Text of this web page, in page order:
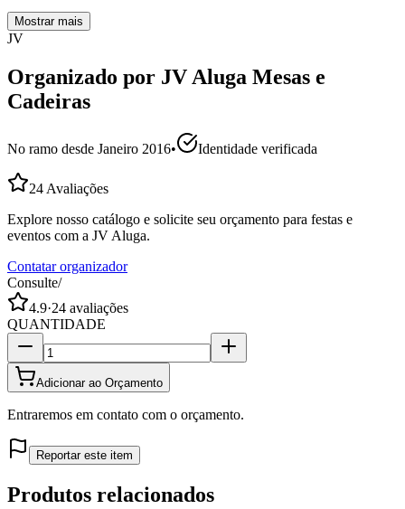
Mostrar mais
JV
Organizado por JV Aluga Mesas e
Cadeiras
No ramo desde Janeiro 2016• Identidade verificada
24 Avaliações
Explore nosso catálogo e solicite seu orçamento para festas e
eventos com a JV Aluga.
Contatar organizador
Consulte/
4.9·24 avaliações
QUANTIDADE
Adicionar ao Orçamento
Entraremos em contato com o orçamento.
Reportar este item
Produtos relacionados